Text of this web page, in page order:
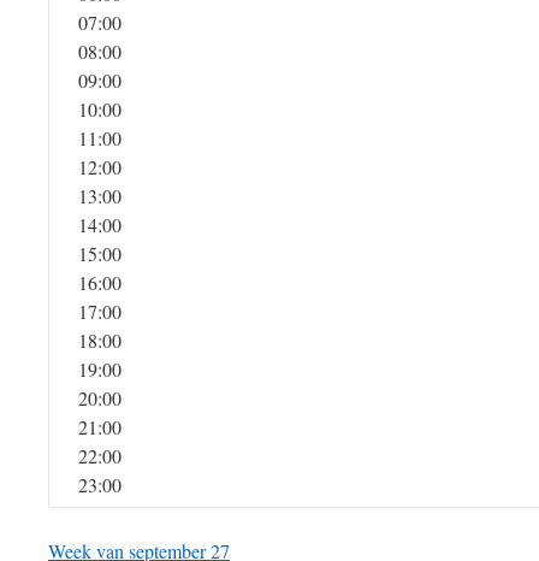
07:00
08:00
09:00
10:00
11:00
12:00
13:00
14:00
15:00
16:00
17:00
18:00
19:00
20:00
21:00
22:00
23:00
Week van september 27